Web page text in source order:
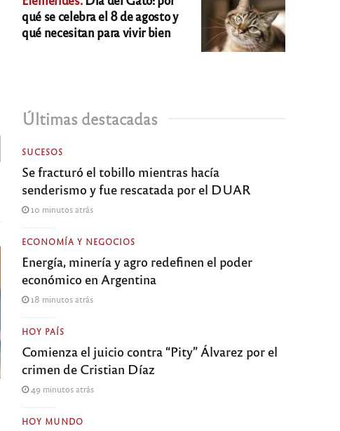
qué se celebra el 8 de agosto y
qué necesitan para vivir bien
Últimas destacadas
SUCESOS
Se fracturó el tobillo mientras hacía
senderismo y fue rescatada por el DUAR
10 minutos atrás
ECONOMÍA Y NEGOCIOS
Energía, minería y agro redefinen el poder
económico en Argentina
18 minutos atrás
HOY PAÍS
Comienza el juicio contra “Pity” Álvarez por el
crimen de Cristian Díaz
49 minutos atrás
HOY MUNDO